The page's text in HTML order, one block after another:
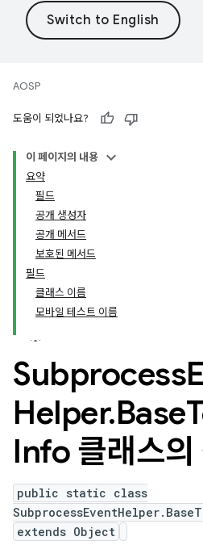
AOSP
도움이 되었나요?
이 페이지의 내용
요약
필드
공개 생성자
공개 메서드
보호된 메서드
필드
클래스 이름
모바일 테스트 이름
Subprocess
Helper.Base
Info 클래스의
public static class
extends Object